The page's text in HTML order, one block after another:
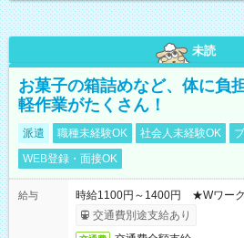
未読
お菓子の箱詰めなど、体に負
軽作業がたくさん！
派遣 職種未経験OK 社会人未経験OK
WEB登録・面接OK
給与
時給1100円～1400円 ★Wワー
交通費別途支給あり